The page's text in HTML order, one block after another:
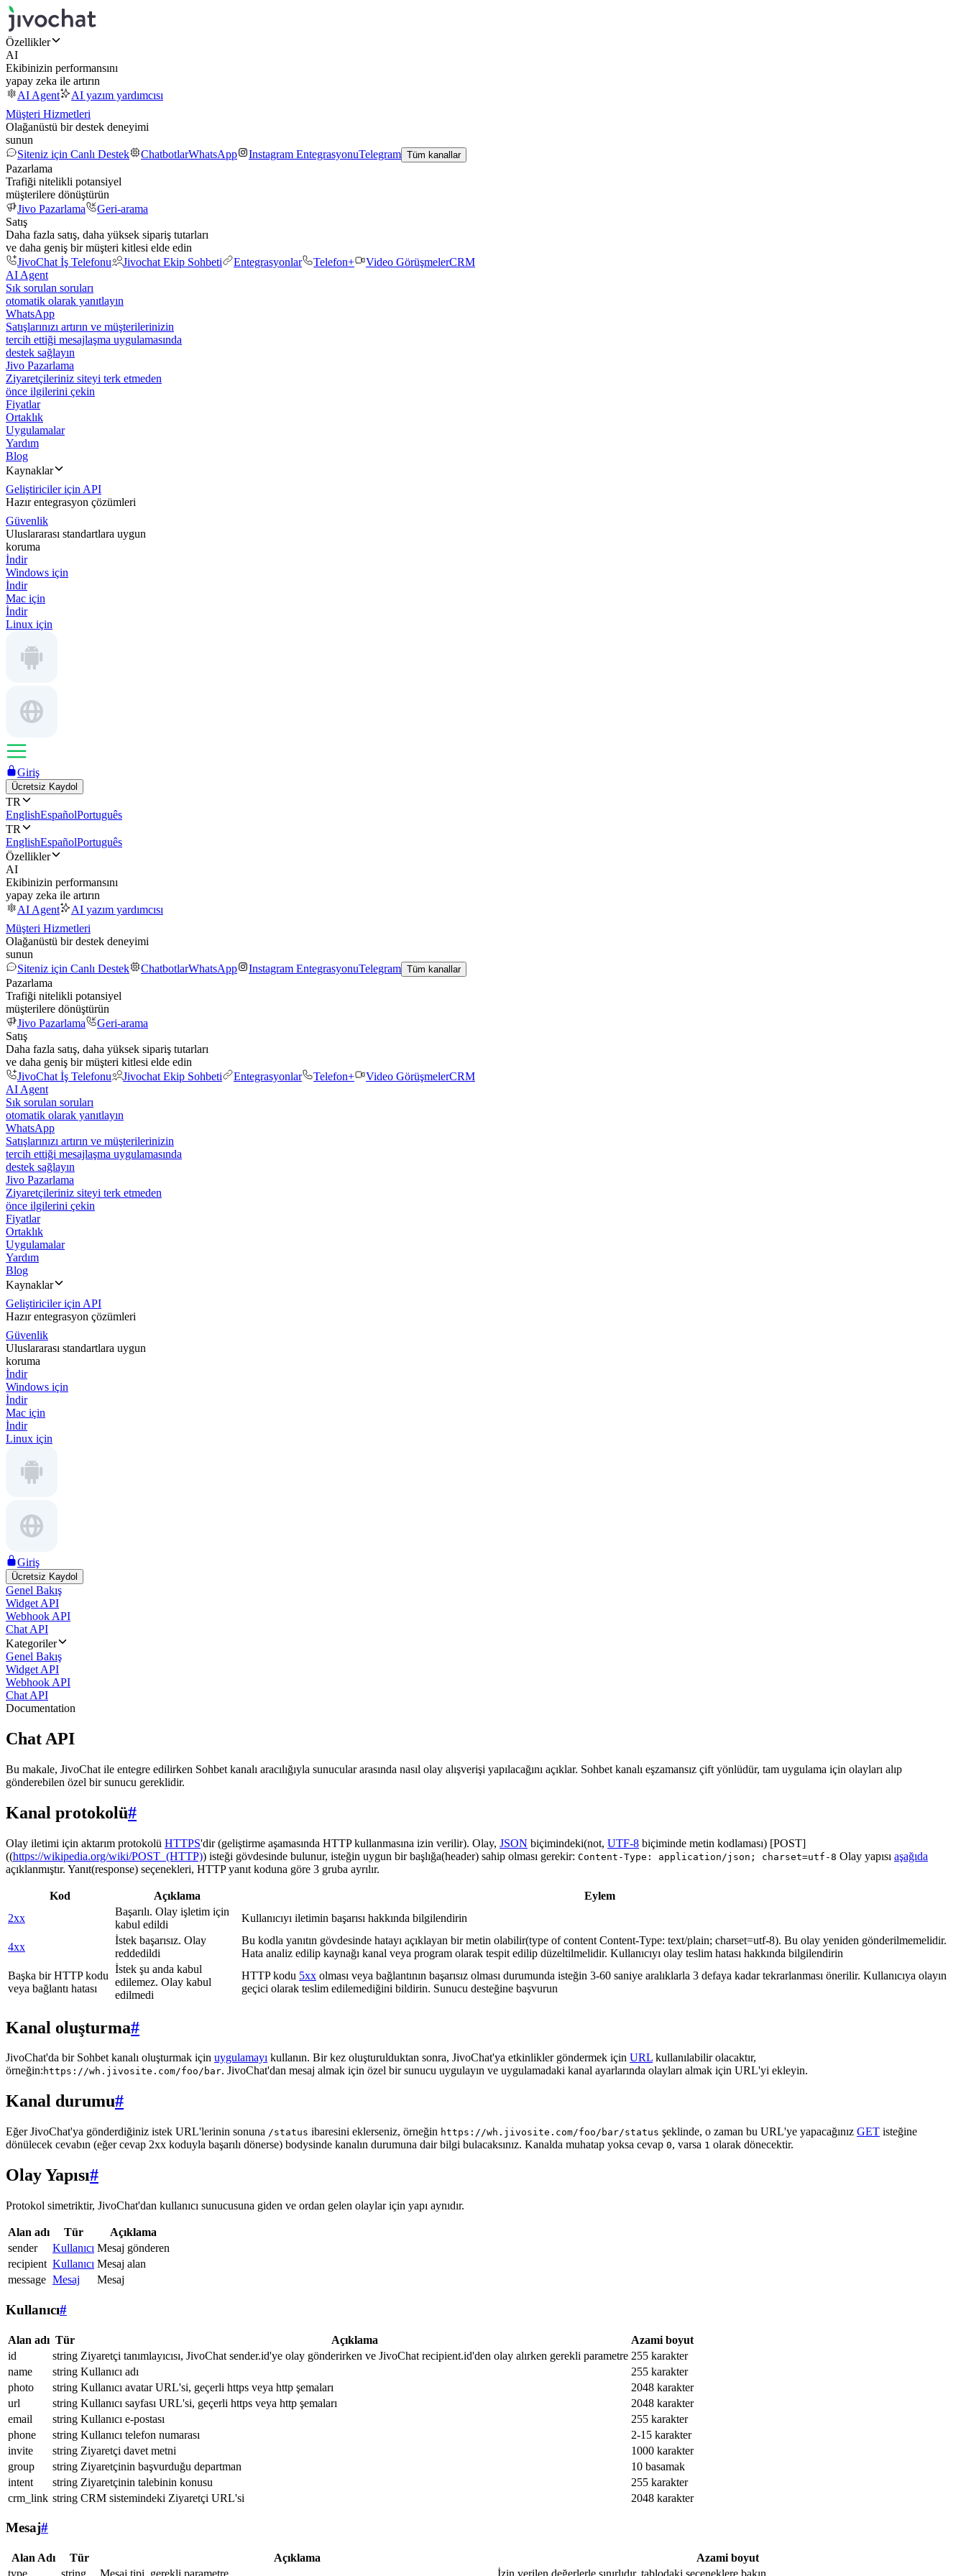
Özellikler
AI
Ekibinizin performansını
yapay zeka ile artırın
AI Agent
AI yazım yardımcısı
Müşteri Hizmetleri
Olağanüstü bir destek deneyimi
sunun
Siteniz için Canlı Destek
ChatbotlarWhatsApp Instagram EntegrasyonuTelegram Tüm kanallar
Pazarlama
Trafiği nitelikli potansiyel
müşterilere dönüştürün
Jivo Pazarlama
Geri-arama
Satış
Daha fazla satış, daha yüksek sipariş tutarları
ve daha geniş bir müşteri kitlesi elde edin
JivoChat İş Telefonu
Jivochat Ekip Sohbeti Entegrasyonlar Telefon+ Video GörüşmelerCRM
AI Agent
Sık sorulan soruları
otomatik olarak yanıtlayın
WhatsApp
Satışlarınızı artırın ve müşterilerinizin
tercih ettiği mesajlaşma uygulamasında
destek sağlayın
Jivo Pazarlama
Ziyaretçileriniz siteyi terk etmeden
önce ilgilerini çekin
Fiyatlar
Ortaklık
Uygulamalar
Yardım
Blog
Kaynaklar
Geliştiriciler için API
Hazır entegrasyon çözümleri
Güvenlik
Uluslararası standartlara uygun
koruma
İndir
Windows için
İndir
Mac için
İndir
Linux için
Giriş
Ücretsiz Kaydol
TR
EnglishEspañolPortuguês
TR
EnglishEspañolPortuguês
Özellikler
AI
Ekibinizin performansını
yapay zeka ile artırın
AI Agent
AI yazım yardımcısı
Müşteri Hizmetleri
Olağanüstü bir destek deneyimi
sunun
Siteniz için Canlı Destek
ChatbotlarWhatsApp Instagram EntegrasyonuTelegram Tüm kanallar
Pazarlama
Trafiği nitelikli potansiyel
müşterilere dönüştürün
Jivo Pazarlama
Geri-arama
Satış
Daha fazla satış, daha yüksek sipariş tutarları
ve daha geniş bir müşteri kitlesi elde edin
JivoChat İş Telefonu
Jivochat Ekip Sohbeti Entegrasyonlar Telefon+ Video GörüşmelerCRM
AI Agent
Sık sorulan soruları
otomatik olarak yanıtlayın
WhatsApp
Satışlarınızı artırın ve müşterilerinizin
tercih ettiği mesajlaşma uygulamasında
destek sağlayın
Jivo Pazarlama
Ziyaretçileriniz siteyi terk etmeden
önce ilgilerini çekin
Fiyatlar
Ortaklık
Uygulamalar
Yardım
Blog
Kaynaklar
Geliştiriciler için API
Hazır entegrasyon çözümleri
Güvenlik
Uluslararası standartlara uygun
koruma
İndir
Windows için
İndir
Mac için
İndir
Linux için
Giriş
Ücretsiz Kaydol
Genel Bakış
Widget API
Webhook API
Chat API
Kategoriler
Genel Bakış
Widget API
Webhook API
Chat API
Documentation
Chat API
Bu makale, JivoChat ile entegre edilirken Sohbet kanalı aracılığıyla sunucular arasında nasıl olay alışverişi yapılacağını açıklar. Sohbet kanalı eşzamansız çift yönlüdür, tam uygulama için olayları alıp
gönderebilen özel bir sunucu gereklidir.
Kanal protokolü#
Olay iletimi için aktarım protokolü HTTPS'dir (geliştirme aşamasında HTTP kullanmasına izin verilir). Olay, JSON biçimindeki(not, UTF-8 biçiminde metin kodlaması) [POST]
((https://wikipedia.org/wiki/POST_(HTTP)) isteği gövdesinde bulunur, isteğin uygun bir başlığa(header) sahip olması gerekir: Content-Type: application/json; charset=utf-8 Olay yapısı aşağıda
açıklanmıştır. Yanıt(response) seçenekleri, HTTP yanıt koduna göre 3 gruba ayrılır.
Kod Açıklama
Eylem
2xx
Başarılı. Olay işletim için
kabul edildi
Kullanıcıyı iletimin başarısı hakkında bilgilendirin
4xx
İstek başarısız. Olay
reddedildi
Bu kodla yanıtın gövdesinde hatayı açıklayan bir metin olabilir(type of content Content-Type: text/plain; charset=utf-8). Bu olay yeniden gönderilmemelidir.
Hata analiz edilip kaynağı kanal veya program olarak tespit edilip düzeltilmelidir. Kullanıcıyı olay teslim hatası hakkında bilgilendirin
Başka bir HTTP kodu
veya bağlantı hatası
İstek şu anda kabul
edilemez. Olay kabul
edilmedi
HTTP kodu 5xx olması veya bağlantının başarısız olması durumunda isteğin 3-60 saniye aralıklarla 3 defaya kadar tekrarlanması önerilir. Kullanıcıya olayın
geçici olarak teslim edilemediğini bildirin. Sunucu desteğine başvurun
Kanal oluşturma#
JivoChat'da bir Sohbet kanalı oluşturmak için uygulamayı kullanın. Bir kez oluşturulduktan sonra, JivoChat'ya etkinlikler göndermek için URL kullanılabilir olacaktır,
örneğin: https://wh.jivosite.com/foo/bar. JivoChat'dan mesaj almak için özel bir sunucu uygulayın ve uygulamadaki kanal ayarlarında olayları almak için URL'yi ekleyin.
Kanal durumu#
Eğer JivoChat'ya gönderdiğiniz istek URL'lerinin sonuna /status ibaresini eklerseniz, örneğin https://wh.jivosite.com/foo/bar/status şeklinde, o zaman bu URL'ye yapacağınız GET isteğine
dönülecek cevabın (eğer cevap 2xx koduyla başarılı dönerse) bodysinde kanalın durumuna dair bilgi bulacaksınız. Kanalda muhatap yoksa cevap 0, varsa 1 olarak dönecektir.
Olay Yapısı#
Protokol simetriktir, JivoChat'dan kullanıcı sunucusuna giden ve ordan gelen olaylar için yapı aynıdır.
Alan adı Tür
Açıklama
sender
Kullanıcı Mesaj gönderen
recipient Kullanıcı Mesaj alan
message Mesaj Mesaj
Kullanıcı#
Alan adı Tür Açıklama
Azami boyut
id
string Ziyaretçi tanımlayıcısı, JivoChat sender.id'ye olay gönderirken ve JivoChat recipient.id'den olay alırken gerekli parametre 255 karakter
name
string Kullanıcı adı
255 karakter
photo
string Kullanıcı avatar URL'si, geçerli https veya http şemaları
2048 karakter
url
string Kullanıcı sayfası URL'si, geçerli https veya http şemaları
2048 karakter
email
string Kullanıcı e-postası
255 karakter
phone
string Kullanıcı telefon numarası
2-15 karakter
invite
string Ziyaretçi davet metni
1000 karakter
group
string Ziyaretçinin başvurduğu departman
10 basamak
intent
string Ziyaretçinin talebinin konusu
255 karakter
crm_link string CRM sistemindeki Ziyaretçi URL'si 2048 karakter
Mesaj#
Alan Adı Tür Açıklama
Azami boyut
type
string Mesaj tipi, gerekli parametre İzin verilen değerlerle sınırlıdır, tablodaki seçeneklere bakın